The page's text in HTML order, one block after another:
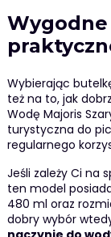
Wybierając
też na to, jak
Wodę Majoris
turystyczna do
regularnego
Jeśli zależy Ci na
ten model
480 ml oraz
dobry wybór